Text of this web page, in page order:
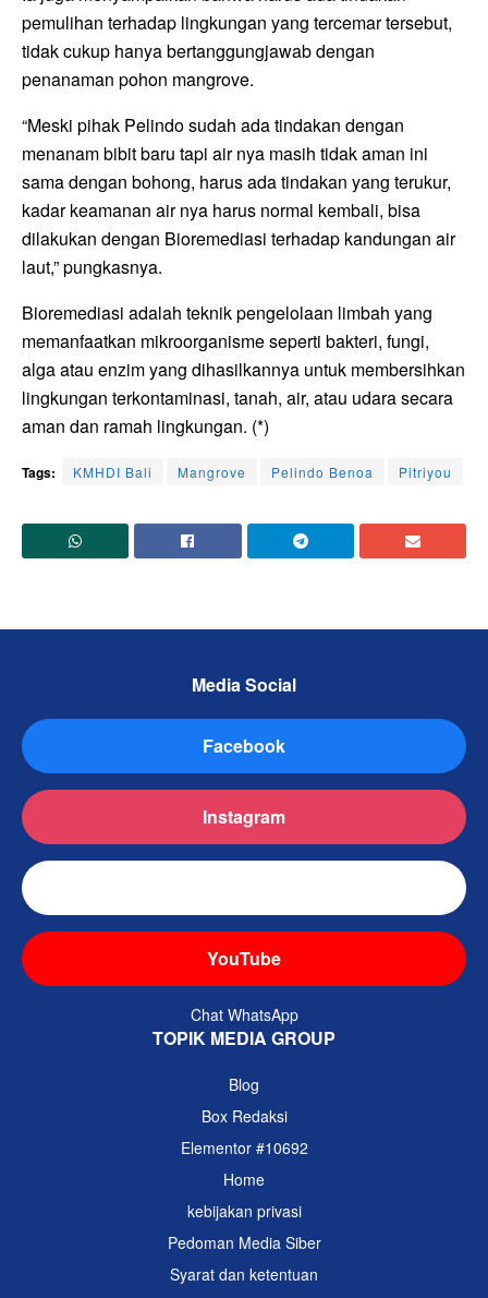
pemulihan terhadap lingkungan yang tercemar tersebut,
tidak cukup hanya bertanggungjawab dengan
penanaman pohon mangrove.
“Meski pihak Pelindo sudah ada tindakan dengan
menanam bibit baru tapi air nya masih tidak aman ini
sama dengan bohong, harus ada tindakan yang terukur,
kadar keamanan air nya harus normal kembali, bisa
dilakukan dengan Bioremediasi terhadap kandungan air
laut,” pungkasnya.
Bioremediasi adalah teknik pengelolaan limbah yang
memanfaatkan mikroorganisme seperti bakteri, fungi,
alga atau enzim yang dihasilkannya untuk membersihkan
lingkungan terkontaminasi, tanah, air, atau udara secara
aman dan ramah lingkungan. (*)
Tags: KMHDI Bali Mangrove Pelindo Benoa Pitriyou
Media Social
Facebook
Instagram
YouTube
Chat WhatsApp
TOPIK MEDIA GROUP
Blog
Box Redaksi
Elementor #10692
Home
kebijakan privasi
Pedoman Media Siber
Syarat dan ketentuan